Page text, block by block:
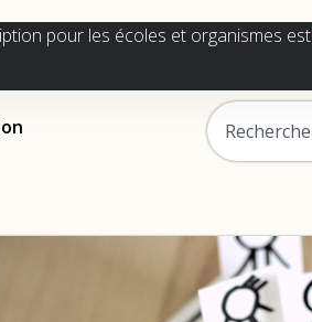
pour les écoles et organismes est